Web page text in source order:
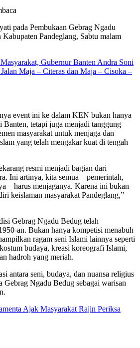
pada Pembukaan Gebrag Ngadu
Pandeglang, Sabtu malam
Gubernur Banten Andra Soni
Maja – Citeras dan Maja – Cisoka –
event ini ke dalam KEN bukan hanya
Banten, tetapi juga menjadi tanggung
masyarakat untuk menjaga dan
yang telah mengakar kuat di tengah
resmi menjadi bagian dari
Ini artinya, kita semua—pemerintah,
menjaganya. Karena ini bukan
keislaman masyarakat Pandeglang,”
Gebrag Ngadu Bedug telah
an. Bukan hanya kompetisi menabuh
ragam seni Islami lainnya seperti
budaya, kreasi koreografi Islami,
hadroh yang meriah.
antara seni, budaya, dan nuansa religius
Gebrag Ngadu Bedug sebagai warisan
Ajak Masyarakat Rajin Periksa